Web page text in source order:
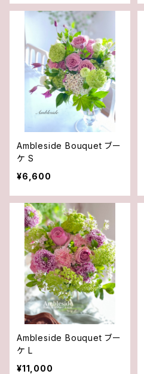
Ambleside Bouquet ブー
ケ S
¥6,600
Ambleside Bouquet ブー
ケ L
¥11,000